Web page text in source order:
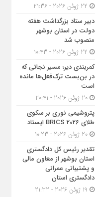
دبیر ستاد بزرگداشت هفته
دولت در استان بوشهر
منصوب شد
کمربندی دیر؛ مسیر نجاتی که
در بن‌بست ترک‌فعل‌ها مانده
است
پتروشیمی نوری بر سکوی
طلای BRICS 2026 ایستاد
تقدیر رئیس کل دادگستری
استان بوشهر از معاون مالی
و پشتیبانی عمرانی
دادگستری استان